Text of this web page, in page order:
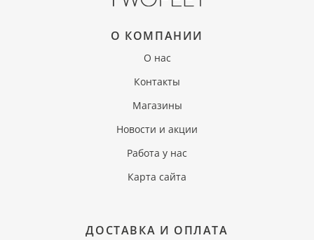
О КОМПАНИИ
О нас
Контакты
Магазины
Новости и акции
Работа у нас
Карта сайта
ДОСТАВКА И ОПЛАТА